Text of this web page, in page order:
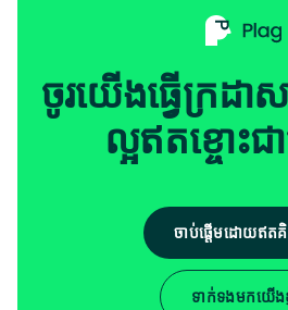
ចូរយើងធ្វើក្រដា
ល្អឥតខ្ចោះជ
ចាប់ផ្តើមដោយឥតគិ
ទាក់ទងមកយើង